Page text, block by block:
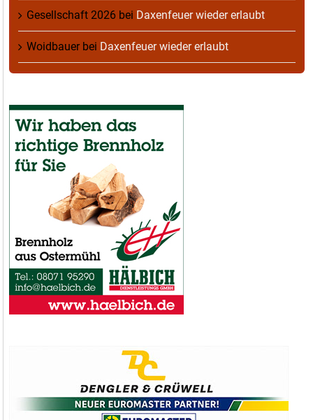
Gesellschaft 2026 bei Daxenfeuer wieder erlaubt
Woidbauerbei Daxenfeuer wieder erlaubt